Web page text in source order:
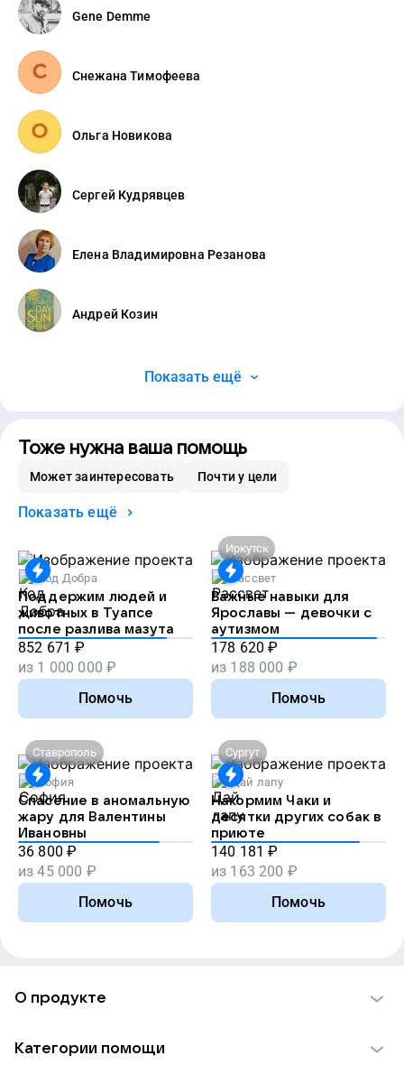
Gene Demme
Снежана Тимофеева
Ольга Новикова
Сергей Кудрявцев
Елена Владимировна Резанова
Андрей Козин
Показать ещё
Тоже нужна ваша помощь
Может заинтересовать Почти у цели
Показать ещё
Код Добра
Поддержим людей и
животных в Туапсе
после разлива мазута
852 671 ₽
из 1 000 000 ₽
Помочь
Иркутск
Рассвет
Важные навыки для
Ярославы — девочки с
аутизмом
178 620 ₽
из 188 000 ₽
Помочь
Ставрополь
София
Спасение в аномальную
жару для Валентины
Ивановны
36 800 ₽
из45 000 ₽
Помочь
Сургут
Дай лапу
Накормим Чаки и
десятки других собак в
приюте
140 181 ₽
из 163 200 ₽
Помочь
О продукте
Категории помощи